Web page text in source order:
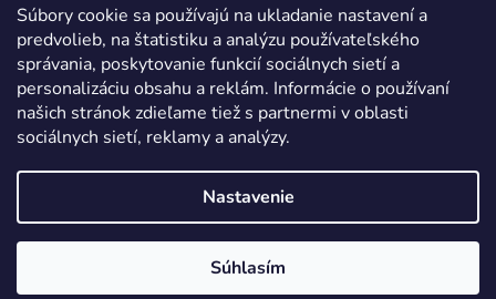
Súbory cookie sa používajú na ukladanie nastavení a
predvolieb, na štatistiku a analýzu používateľského
správania, poskytovanie funkcií sociálnych sietí a
personalizáciu obsahu a reklám. Informácie o používaní
našich stránok zdieľame tiež s partnermi v oblasti
sociálnych sietí, reklamy a analýzy.
Nastavenie
Súhlasím
Prijímame online platby
Vytvoril Shoptet
TRIEX. Všetky práva vyhradené.